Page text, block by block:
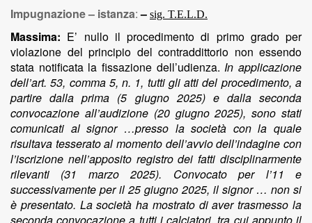
Impugnazione – istanza:– sig. T.E.L.D.
Massima: E’ nullo il procedimento di primo grado per
violazione del principio del contraddittorio non essendo
stata notificata la fissazione dell’udienza.In applicazione
dell’art. 53, comma 5, n. 1, tutti gli atti del procedimento, a
partire dalla prima (5 giugno 2025) e dalla seconda
convocazione all’audizione (20 giugno 2025), sono stati
comunicati al signor …presso la società con la quale
risultava tesserato al momento dell’avvio dell’indagine con
l’iscrizione nell’apposito registro dei fatti disciplinarmente
rilevanti (31 marzo 2025). Convocato per l’11 e
successivamente per il 25 giugno 2025, il signor … non si
è presentato. La società ha mostrato di aver trasmesso la